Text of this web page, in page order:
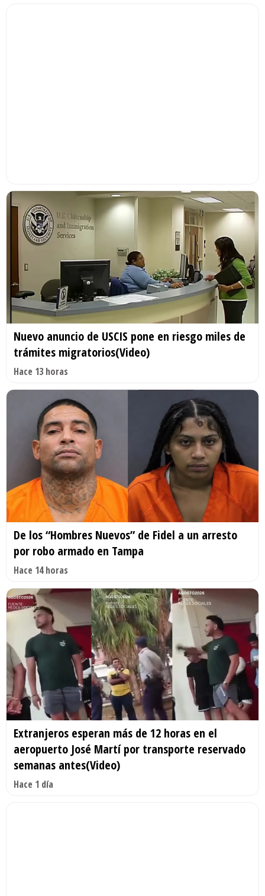
Nuevo anuncio de USCIS pone en riesgo miles de
trámites migratorios(Video)
Hace 13 horas
De los “Hombres Nuevos” de Fidel a un arresto
por robo armado en Tampa
Hace 14 horas
Extranjeros esperan más de 12 horas en el
aeropuerto José Martí por transporte reservado
semanas antes(Video)
Hace 1 día